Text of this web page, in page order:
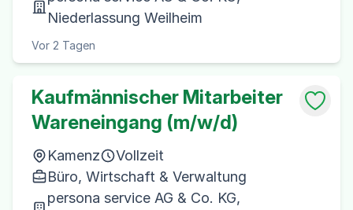
Niederlassung Weilheim
Vor 2 Tagen
Kaufmännischer Mitarbeiter
Wareneingang (m/w/d)
Kamenz
Vollzeit
Büro, Wirtschaft & Verwaltung
persona service AG & Co. KG,